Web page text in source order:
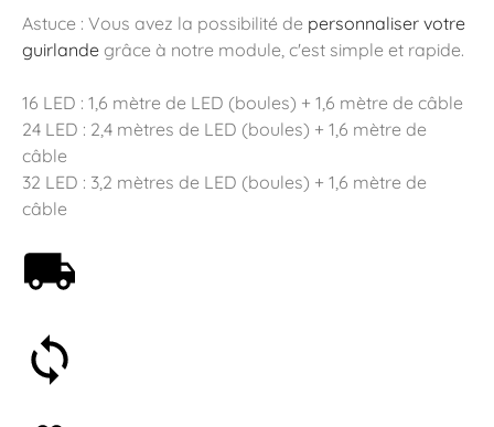
Astuce : Vous avez la possibilité de personnaliser votre
guirlande grâce à notre module, c'est simple et rapide.
16 LED : 1,6 mètre de LED (boules) + 1,6 mètre de câble
24 LED : 2,4 mètres de LED (boules) + 1,6 mètre de
câble
32 LED : 3,2 mètres de LED (boules) + 1,6 mètre de
câble